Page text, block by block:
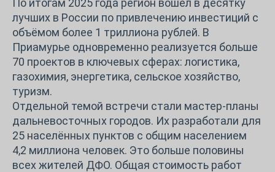
лучших в России по привлечению инвестиций с
объёмом более 1 триллиона рублей. В
Приамурье одновременно реализуется больше
70 проектов в ключевых сферах: логистика,
газохимия, энергетика, сельское хозяйство,
туризм.
Отдельной темой встречи стали мастер-планы
дальневосточных городов. Их разработали для
25 населённых пунктов с общим населением
4,2 миллиона человек. Это больше половины
всех жителей ДФО. Общая стоимость работ